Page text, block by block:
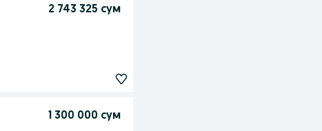
2 743 325 сум
1 300 000 сум